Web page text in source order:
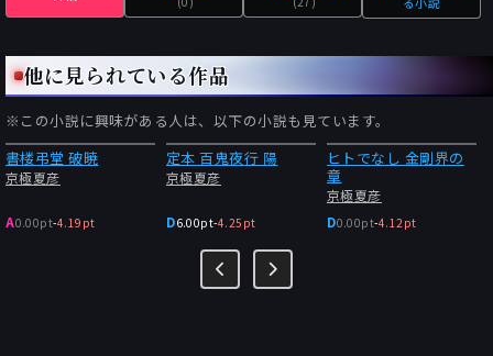
他に見られている作品
※この小説に興味がある人は、以下の小説も見ています。
書楼弔堂 破暁
京極夏彦
A0.00pt-4.19pt
定本 百鬼夜行 陽
京極夏彦
D6.00pt-4.25pt
ヒトでなし 金剛界の
章
京極夏彦
D0.00pt-4.12pt